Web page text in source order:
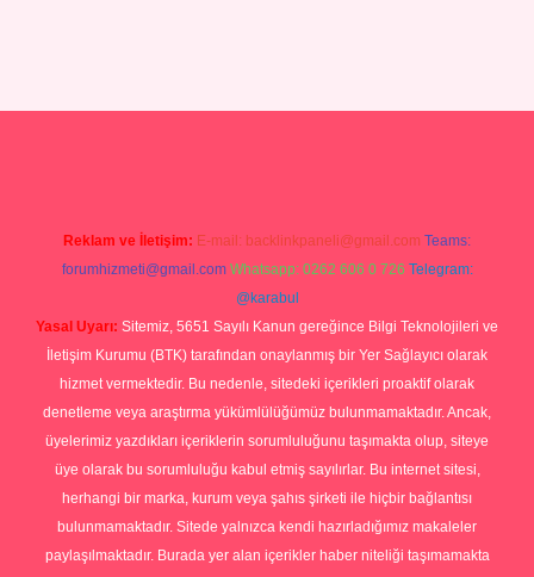
Reklam ve İletişim: E-mail: backlinkpaneli@gmail.com Teams:
forumhizmeti@gmail.com Whatsapp: 0262 606 0 726 Telegram:
@karabul
Yasal Uyarı: Sitemiz, 5651 Sayılı Kanun gereğince Bilgi Teknolojileri ve
İletişim Kurumu (BTK) tarafından onaylanmış bir Yer Sağlayıcı olarak
hizmet vermektedir. Bu nedenle, sitedeki içerikleri proaktif olarak
denetleme veya araştırma yükümlülüğümüz bulunmamaktadır. Ancak,
üyelerimiz yazdıkları içeriklerin sorumluluğunu taşımakta olup, siteye
üye olarak bu sorumluluğu kabul etmiş sayılırlar. Bu internet sitesi,
herhangi bir marka, kurum veya şahıs şirketi ile hiçbir bağlantısı
bulunmamaktadır. Sitede yalnızca kendi hazırladığımız makaleler
paylaşılmaktadır. Burada yer alan içerikler haber niteliği taşımamakta